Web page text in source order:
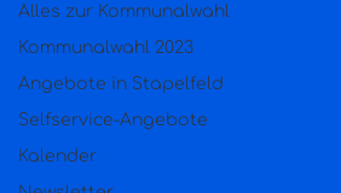
Alles zur Kommunalwahl
Kommunalwahl 2023
Angebote in Stapelfeld
Selfservice-Angebote
Kalender